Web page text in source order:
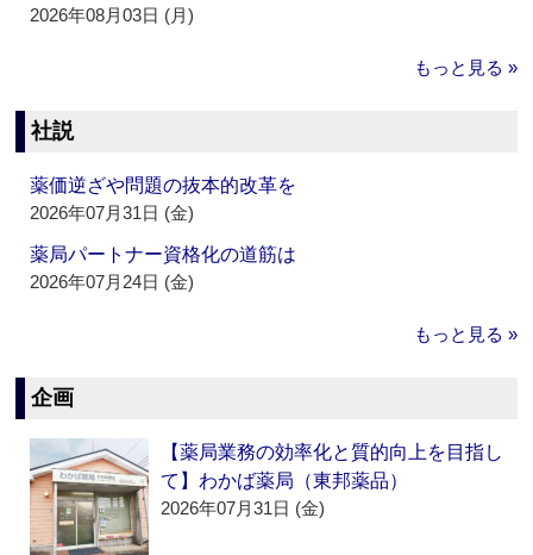
2026年08月03日 (月)
もっと見る »
社説
薬価逆ざや問題の抜本的改革を
2026年07月31日 (金)
薬局パートナー資格化の道筋は
2026年07月24日 (金)
もっと見る »
企画
【薬局業務の効率化と質的向上を目指し
て】わかば薬局（東邦薬品）
2026年07月31日 (金)